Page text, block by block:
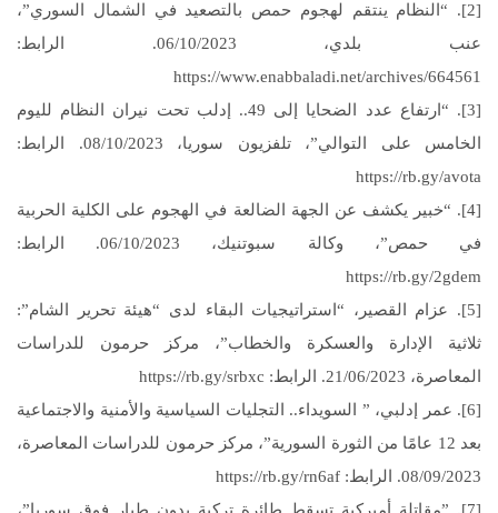
[2]. “النظام ينتقم لهجوم حمص بالتصعيد في الشمال السوري”،
عنب بلدي، 06/10/2023. الرابط:
https://www.enabbaladi.net/archives/664561
[3]. “ارتفاع عدد الضحايا إلى 49.. إدلب تحت نيران النظام لليوم
الخامس على التوالي”، تلفزيون سوريا، 08/10/2023. الرابط:
https://rb.gy/avota
[4]. “خبير يكشف عن الجهة الضالعة في الهجوم على الكلية الحربية
في حمص”، وكالة سبوتنيك، 06/10/2023. الرابط:
https://rb.gy/2gdem
[5]. عزام القصير، “استراتيجيات البقاء لدى “هيئة تحرير الشام”:
ثلاثية الإدارة والعسكرة والخطاب”، مركز حرمون للدراسات
المعاصرة، 21/06/2023. الرابط: https://rb.gy/srbxc
[6]. عمر إدلبي، ” السويداء.. التجليات السياسية والأمنية والاجتماعية
بعد 12 عامًا من الثورة السورية”، مركز حرمون للدراسات المعاصرة،
08/09/2023. الرابط: https://rb.gy/rn6af